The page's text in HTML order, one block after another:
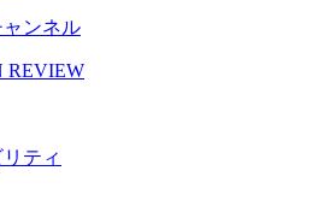
ャンネル
REVIEW
ティ